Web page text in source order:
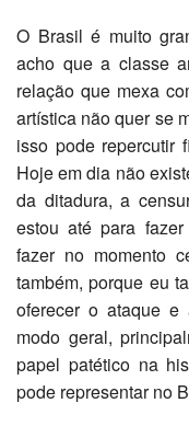
O Brasil é muito
acho que a classe
relação que mexa
artística não quer se
isso pode repercutir
Hoje em dia não
da ditadura, a
estou até para
fazer no momento
também, porque eu
oferecer o ataque
modo geral,
papel patético na
pode representar no